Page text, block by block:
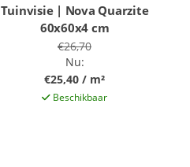
Tuinvisie | Nova Quarzite
60x60x4 cm
€26,70
Nu:
€25,40 / m²
Beschikbaar